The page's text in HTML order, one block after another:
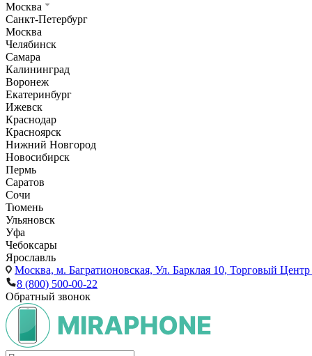
Москва
Санкт-Петербург
Москва
Челябинск
Самара
Калининград
Воронеж
Екатеринбург
Ижевск
Краснодар
Красноярск
Нижний Новгород
Новосибирск
Пермь
Саратов
Сочи
Тюмень
Ульяновск
Уфа
Чебоксары
Ярославль
Москва, м. Багратионовская, Ул. Барклая 10, Торговый
8 (800) 500-00-22
Обратный звонок